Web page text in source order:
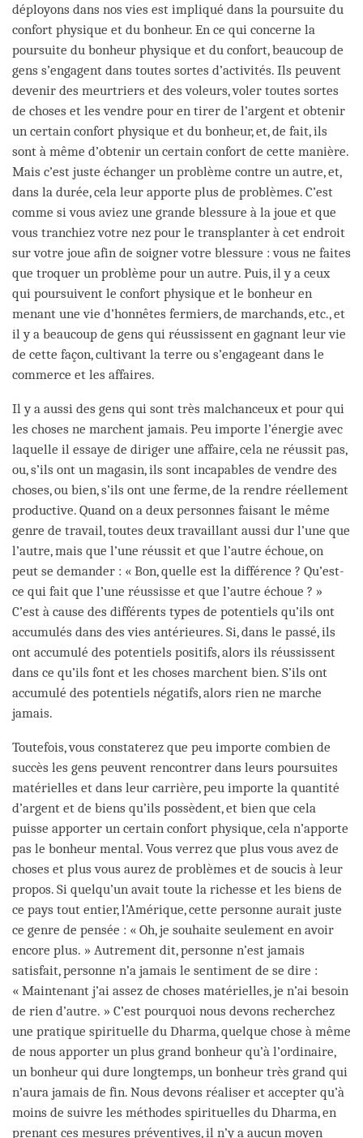
déployons dans nos vies est impliqué dans la poursuite du
confort physique et du bonheur. En ce qui concerne la
poursuite du bonheur physique et du confort, beaucoup de
gens s’engagent dans toutes sortes d’activités. Ils peuvent
devenir des meurtriers et des voleurs, voler toutes sortes
de choses et les vendre pour en tirer de l’argent et obtenir
un certain confort physique et du bonheur, et, de fait, ils
sont à même d’obtenir un certain confort de cette manière.
Mais c’est juste échanger un problème contre un autre, et,
dans la durée, cela leur apporte plus de problèmes. C’est
comme si vous aviez une grande blessure à la joue et que
vous tranchiez votre nez pour le transplanter à cet endroit
sur votre joue afin de soigner votre blessure : vous ne faites
que troquer un problème pour un autre. Puis, il y a ceux
qui poursuivent le confort physique et le bonheur en
menant une vie d’honnêtes fermiers, de marchands, etc., et
il y a beaucoup de gens qui réussissent en gagnant leur vie
de cette façon, cultivant la terre ou s’engageant dans le
commerce et les affaires.
Il y a aussi des gens qui sont très malchanceux et pour qui
les choses ne marchent jamais. Peu importe l’énergie avec
laquelle il essaye de diriger une affaire, cela ne réussit pas,
ou, s’ils ont un magasin, ils sont incapables de vendre des
choses, ou bien, s’ils ont une ferme, de la rendre réellement
productive. Quand on a deux personnes faisant le même
genre de travail, toutes deux travaillant aussi dur l’une que
l’autre, mais que l’une réussit et que l’autre échoue, on
peut se demander : « Bon, quelle est la différence ? Qu’est-
ce qui fait que l’une réussisse et que l’autre échoue ? »
C’est à cause des différents types de potentiels qu’ils ont
accumulés dans des vies antérieures. Si, dans le passé, ils
ont accumulé des potentiels positifs, alors ils réussissent
dans ce qu’ils font et les choses marchent bien. S’ils ont
accumulé des potentiels négatifs, alors rien ne marche
jamais.
Toutefois, vous constaterez que peu importe combien de
succès les gens peuvent rencontrer dans leurs poursuites
matérielles et dans leur carrière, peu importe la quantité
d’argent et de biens qu’ils possèdent, et bien que cela
puisse apporter un certain confort physique, cela n’apporte
pas le bonheur mental. Vous verrez que plus vous avez de
choses et plus vous aurez de problèmes et de soucis à leur
propos. Si quelqu’un avait toute la richesse et les biens de
ce pays tout entier, l’Amérique, cette personne aurait juste
ce genre de pensée : « Oh, je souhaite seulement en avoir
encore plus. » Autrement dit, personne n’est jamais
satisfait, personne n’a jamais le sentiment de se dire :
« Maintenant j’ai assez de choses matérielles, je n’ai besoin
de rien d’autre. » C’est pourquoi nous devons recherchez
une pratique spirituelle du Dharma, quelque chose à même
de nous apporter un plus grand bonheur qu’à l’ordinaire,
un bonheur qui dure longtemps, un bonheur très grand qui
n’aura jamais de fin. Nous devons réaliser et accepter qu’à
moins de suivre les méthodes spirituelles du Dharma, en
prenant ces mesures préventives, il n’y a aucun moyen